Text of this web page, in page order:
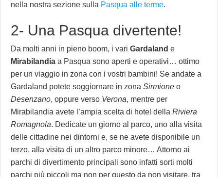
nella nostra sezione sulla Pasqua alle terme.
2- Una Pasqua divertente!
Da molti anni in pieno boom, i variGardalande
Mirabilandia a Pasqua sono aperti e operativi… ottimo
per un viaggio in zona con i vostri bambini! Se andate a
Gardaland potete soggiornare in zonaSirmione o
Desenzano, oppure verso Verona, mentre per
Mirabilandia avete l’ampia scelta di hotel dellaRiviera
Romagnola. Dedicate un giorno al parco, uno alla visita
delle cittadine nei dintorni e, se ne avete disponibile un
terzo, alla visita di un altro parco minore… Attorno ai
parchi di divertimento principali sono infatti sorti molti
parchi più piccoli ma non per questo da non visitare, tra